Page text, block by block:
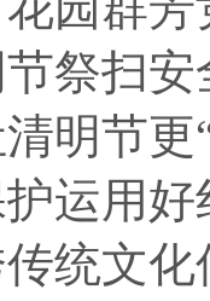
祭扫
明节更
运用好
统文化